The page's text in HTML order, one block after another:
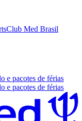
Club Med Brasil
e pacotes de férias
e pacotes de férias